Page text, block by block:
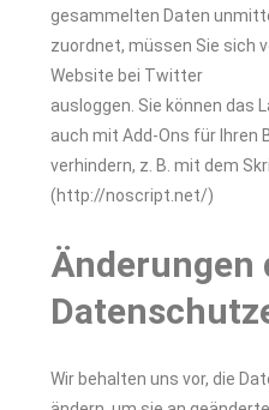
gesammelten Daten
zuordnet, müssen Sie sich
Website bei Twitter
ausloggen. Sie können das
auch mit Add-Ons für Ihren
verhindern, z. B. mit dem
(http://noscript.net/)
Änderungen
Wir behalten uns vor, die